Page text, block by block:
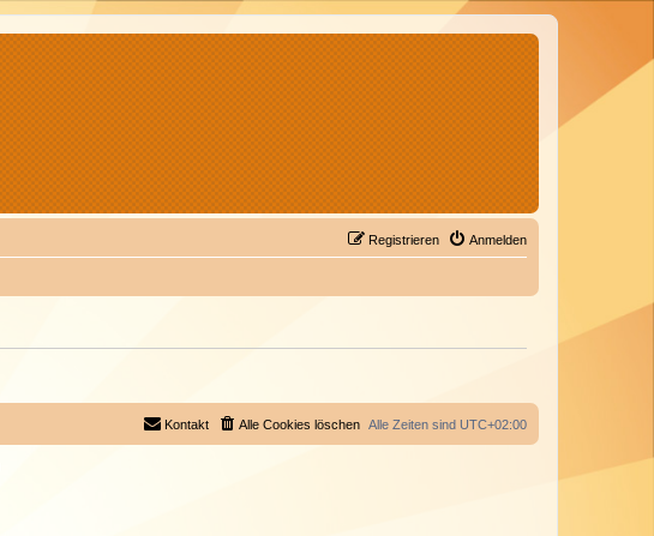
Anmelden
Registrieren
Alle Zeiten sind UTC+02:00
Alle Cookies löschen
Kontakt